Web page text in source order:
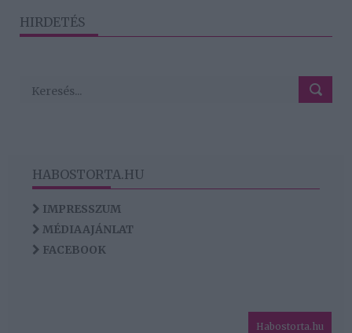
HIRDETÉS
HABOSTORTA.HU
IMPRESSZUM
MÉDIAAJÁNLAT
FACEBOOK
Habostorta.hu